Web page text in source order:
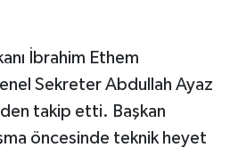
İbrahim Ethem
Sekreter Abdullah Ayaz
takip etti. Başkan
öncesinde teknik heyet